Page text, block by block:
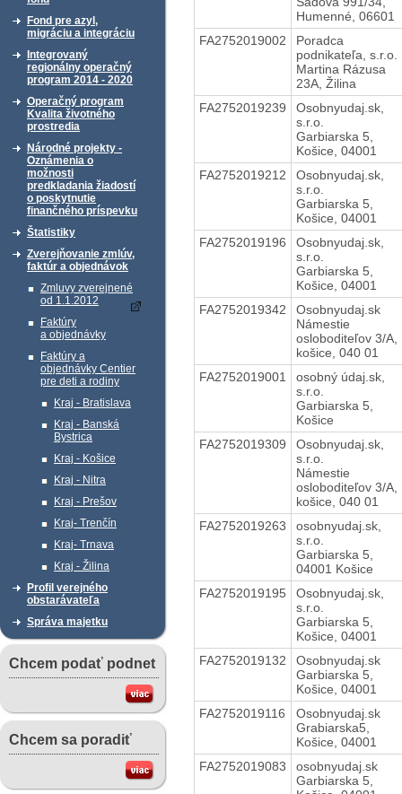
Fond pre azyl,
migráciu a integráciu
Integrovaný
regionálny operačný
program 2014 - 2020
Operačný program
Kvalita životného
prostredia
Národné projekty -
Oznámenia o
možnosti
predkladania žiadostí
o poskytnutie
finančného príspevku
Štatistiky
Zverejňovanie zmlúv,
faktúr a objednávok
Zmluvy zverejnené
od 1.1.2012
Faktúry
a objednávky
Faktúry a
objednávky Centier
pre deti a rodiny
Kraj - Bratislava
Kraj - Banská
Bystrica
Kraj - Košice
Kraj - Nitra
Kraj - Prešov
Kraj- Trenčín
Kraj- Trnava
Kraj - Žilina
Profil verejného
obstarávateľa
Správa majetku
Chcem podať podnet
Chcem sa poradiť
Humenné, 06601
FA2752019002
Poradca
podnikateľa, s.r.o.
Martina Rázusa
23A, Žilina
FA2752019239
Osobnyudaj.sk,
s.r.o.
Garbiarska 5,
Košice, 04001
FA2752019212
Osobnyudaj.sk,
s.r.o.
Garbiarska 5,
Košice, 04001
FA2752019196
Osobnyudaj.sk,
s.r.o.
Garbiarska 5,
Košice, 04001
FA2752019342
Osobnyudaj.sk
Námestie
osloboditeľov 3/A,
košice, 040 01
FA2752019001
osobný údaj.sk,
s.r.o.
Garbiarska 5,
Košice
FA2752019309
Osobnyudaj.sk,
s.r.o.
Námestie
osloboditeľov 3/A,
košice, 040 01
FA2752019263
osobnyudaj.sk,
s.r.o.
Garbiarska 5,
04001 Košice
FA2752019195
Osobnyudaj.sk,
s.r.o.
Garbiarska 5,
Košice, 04001
FA2752019132
Osobnyudaj.sk
Garbiarska 5,
Košice, 04001
FA2752019116
Osobnyudaj.sk
Grabiarska5,
Košice, 04001
FA2752019083
osobnyudaj.sk
Garbiarska 5,